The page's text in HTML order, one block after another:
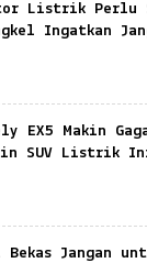
Listrik Perlu
Ingatkan
EX5 Makin
SUV Listrik
Bekas Jangan